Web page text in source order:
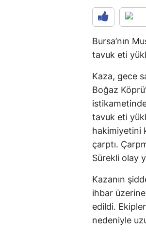
Bursa’nın
tavuk eti
Kaza, gece
Boğaz
tavuk eti
hakimiyetini
çarptı.
Sürekli olay
Kazanın
ihbar
edildi.
nedeniyle